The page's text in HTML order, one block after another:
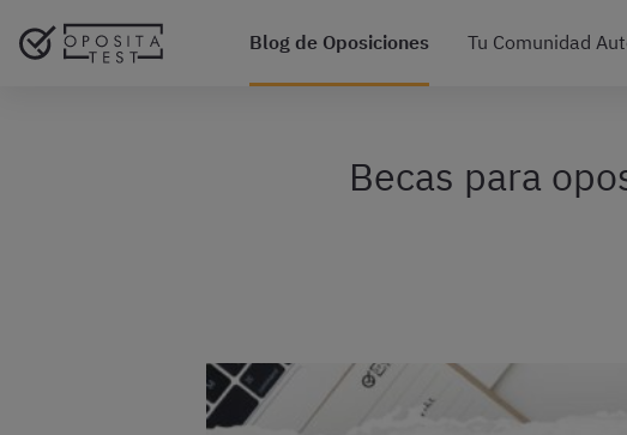
Blog de Oposiciones Tu Comunidad
Becas para